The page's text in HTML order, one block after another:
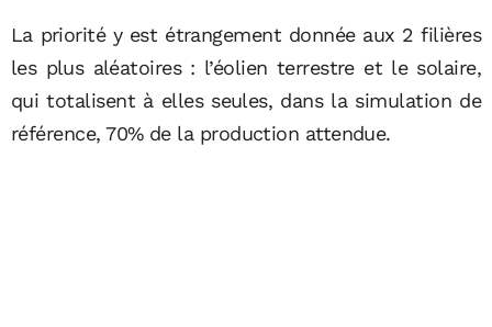
La priorité y est étrangement donnée aux 2 filières
les plus aléatoires : l’éolien terrestre et le solaire,
qui totalisent à elles seules, dans la simulation de
référence, 70% de la production attendue.